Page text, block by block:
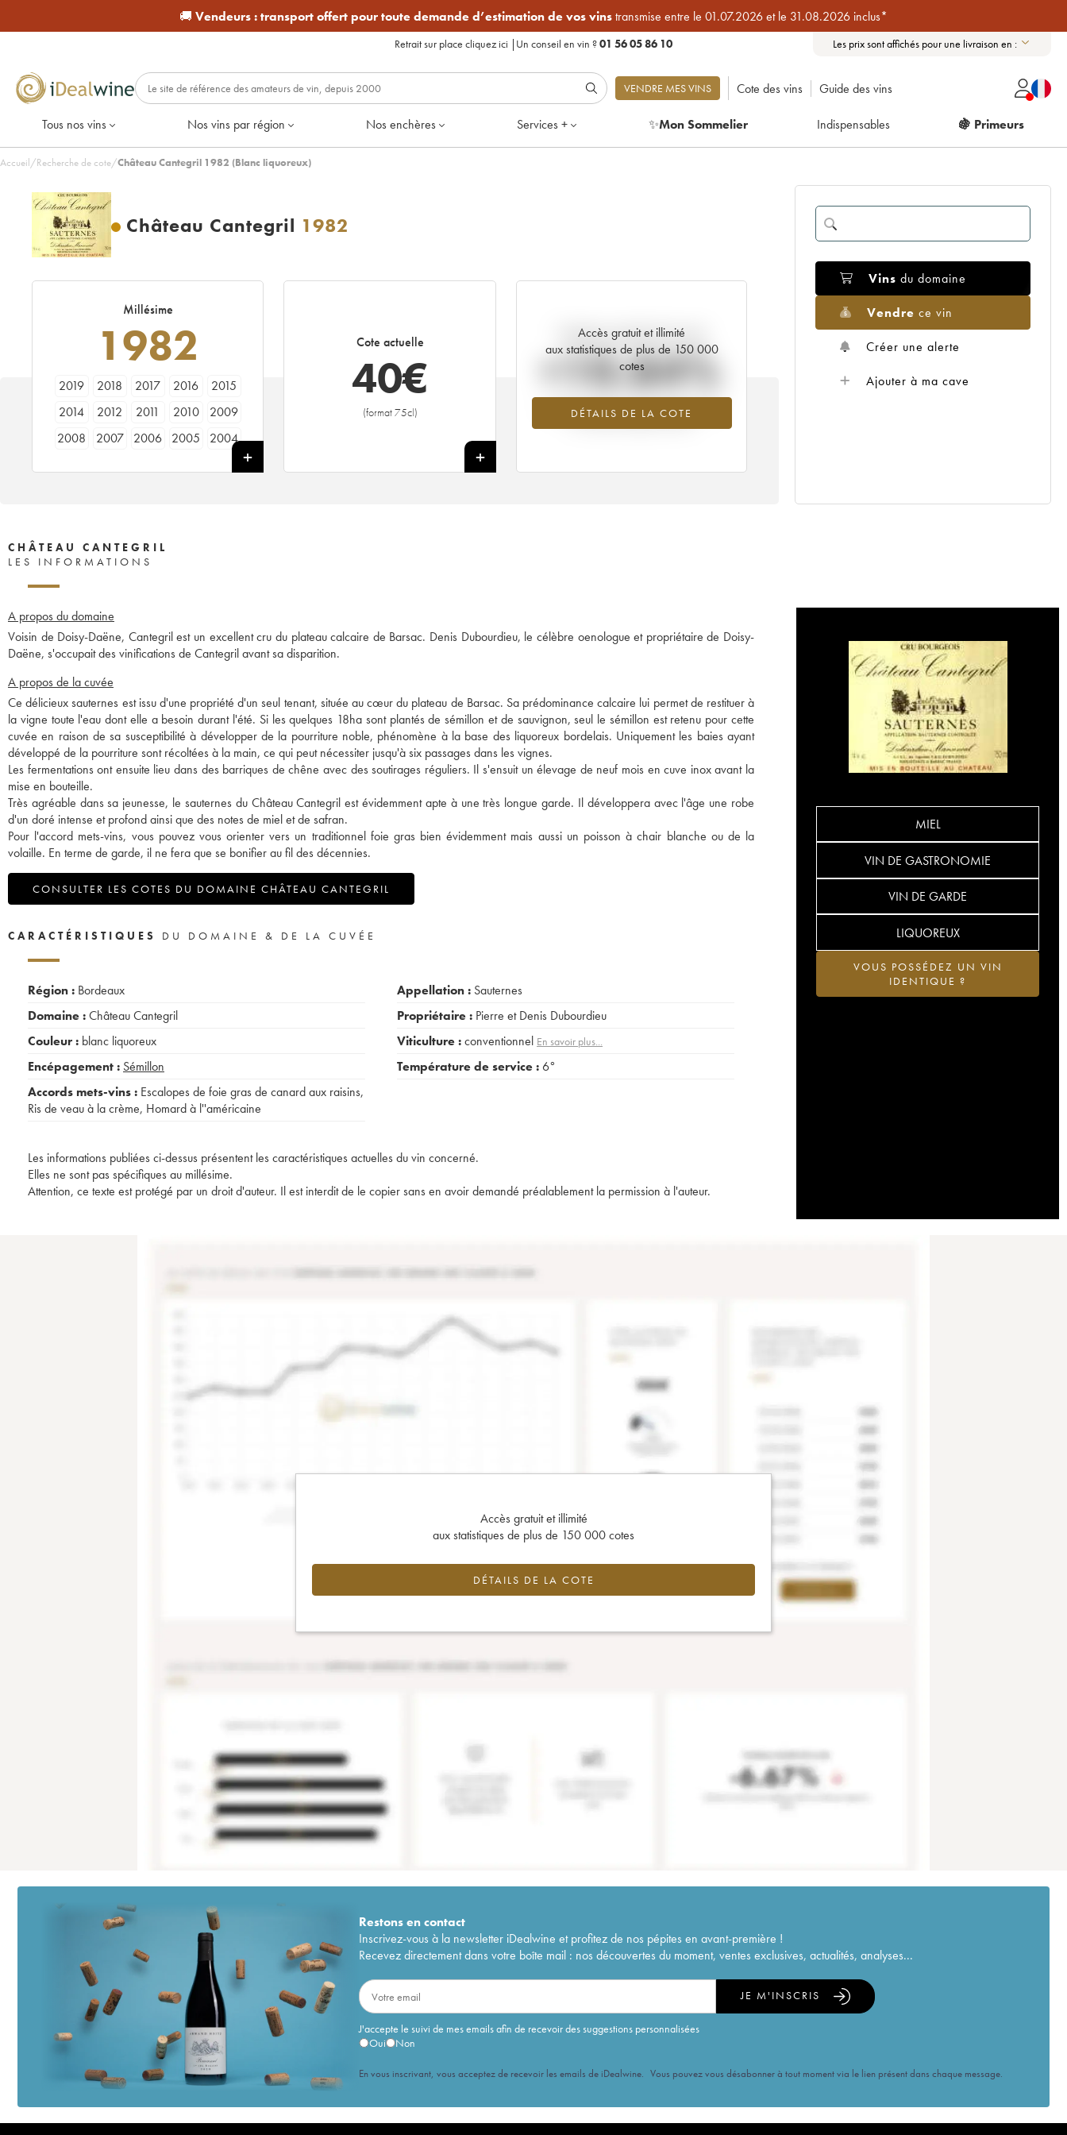
🚚 Vendeurs :transport offert pour toute demande d’estimation de vos vinstransmise entre le 01.07.2026 et le 31.08.2026 inclus*
Retrait sur place cliquez ici | Un conseil en vin ?01 56 05 86 10 Les prix sont affichés pour une livraison en :
VENDRE MES VINS Cote des vins Guide des vins
Tous nos vins Nos vins par région Nos enchères Services + ✨Mon Sommelier Indispensables 🍇 Primeurs
Accueil/Recherche de cote/Château Cantegril 1982 (Blanc liquoreux)
Château Cantegril 1982
Millésime
1982
2019 2018 2017 2016
2015
2014
2012 2011 2010
2009
2008
2007 2006 2005
2004
1985
1984 1983
1980
1979 1978
Cote actuelle
40€
(format 75cl)
+
Accès gratuit et illimité
aux statistiques de plus de 150 000
cotes
DÉTAILS DE LA COTE
Tendance actuelle de la cote
+10.84%
Tendance à la hausse du millésime 1982
en 2026 par rapport à 2025
Vins du domaine
Vendre ce vin
Créer une alerte
Ajouter à ma cave
CHÂTEAU CANTEGRIL
LES INFORMATIONS
A propos du domaine
Voisin de Doisy-Daëne, Cantegril est un excellent cru du plateau calcaire de Barsac. Denis Dubourdieu, le célèbre oenologue et propriétaire de Doisy-
Daëne, s'occupait des vinifications de Cantegril avant sa disparition.
A propos de la cuvée
Ce délicieux sauternes est issu d'une propriété d'un seul tenant, située au cœur du plateau de Barsac. Sa prédominance calcaire lui permet de restituer à
la vigne toute l'eau dont elle a besoin durant l'été. Si les quelques 18ha sont plantés de sémillon et de sauvignon, seul le sémillon est retenu pour cette
cuvée en raison de sa susceptibilité à développer de la pourriture noble, phénomène à la base des liquoreux bordelais. Uniquement les baies ayant
développé de la pourriture sont récoltées à la main, ce qui peut nécessiter jusqu'à six passages dans les vignes.
Les fermentations ont ensuite lieu dans des barriques de chêne avec des soutirages réguliers. Il s'ensuit un élevage de neuf mois en cuve inox avant la
mise en bouteille.
Très agréable dans sa jeunesse, le sauternes du Château Cantegril est évidemment apte à une très longue garde. Il développera avec l'âge une robe
d'un doré intense et profond ainsi que des notes de miel et de safran.
Pour l'accord mets-vins, vous pouvez vous orienter vers un traditionnel foie gras bien évidemment mais aussi un poisson à chair blanche ou de la
volaille. En terme de garde, il ne fera que se bonifier au fil des décennies.
CONSULTER LES COTES DU DOMAINE CHÂTEAU CANTEGRIL
MIEL
VIN DE GASTRONOMIE
VIN DE GARDE
LIQUOREUX
VOUS POSSÉDEZ UN VIN
IDENTIQUE ?
CARACTÉRISTIQUES DU DOMAINE & DE LA CUVÉE
Région : Bordeaux
Domaine :Château Cantegril
Couleur : blanc liquoreux
Encépagement : Sémillon
Accords mets-vins : Escalopes de foie gras de canard aux raisins,
Ris de veau à la crème, Homard à l''américaine
Appellation : Sauternes
Propriétaire : Pierre et Denis Dubourdieu
Viticulture :conventionnel En savoir plus...
Température de service : 6°
Les informations publiées ci-dessus présentent les caractéristiques actuelles du vin concerné.
Elles ne sont pas spécifiques au millésime.
Attention, ce texte est protégé par un droit d'auteur. Il est interdit de le copier sans en avoir demandé préalablement la permission à l'auteur.
Accès gratuit et illimité
aux statistiques de plus de 150 000 cotes
DÉTAILS DE LA COTE
Restons encontact
Inscrivez-vous à la newsletter iDealwine et profitez de nos pépites en avant-première !
Recevez directement dans votre boîte mail : nos découvertes du moment, ventes exclusives, actualités, analyses...
J'accepte le suivi de mes emails afin de recevoir des suggestions personnalisées
Oui
Non
JE M'INSCRIS
En vous inscrivant, vous acceptez de recevoir les emails de iDealwine. Vous pouvez vous désabonner à tout moment via le lien présent dans chaque message.